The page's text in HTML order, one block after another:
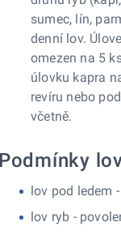
sumec, lín,
denní lov.
omezen na 5
úlovku kapra
revíru nebo
včetně.
Podmínky
lov pod ledem
lov ryb -